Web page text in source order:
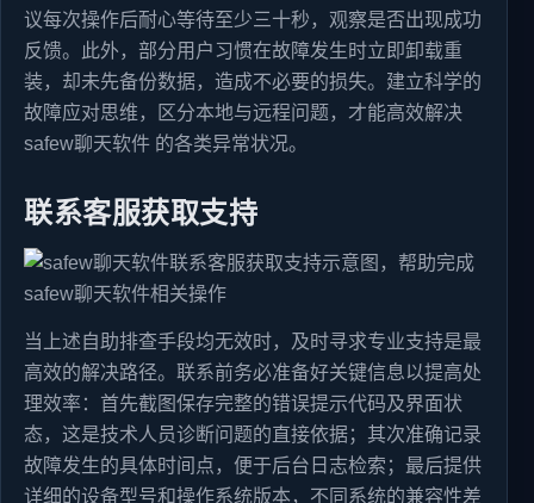
议每次操作后耐心等待至少三十秒，观察是否出现成功
反馈。此外，部分用户习惯在故障发生时立即卸载重
装，却未先备份数据，造成不必要的损失。建立科学的
故障应对思维，区分本地与远程问题，才能高效解决
safew聊天软件 的各类异常状况。
联系客服获取支持
当上述自助排查手段均无效时，及时寻求专业支持是最
高效的解决路径。联系前务必准备好关键信息以提高处
理效率：首先截图保存完整的错误提示代码及界面状
态，这是技术人员诊断问题的直接依据；其次准确记录
故障发生的具体时间点，便于后台日志检索；最后提供
详细的设备型号和操作系统版本，不同系统的兼容性差